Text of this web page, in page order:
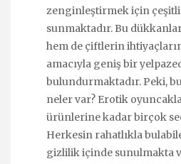
zenginleştirmek için
sunmaktadır. Bu
hem de çiftlerin
amacıyla geniş bir
bulundurmaktadır. Peki,
neler var? Erotik
ürünlerine kadar birçok
Herkesin rahatlıkla
gizlilik içinde sunulmakta